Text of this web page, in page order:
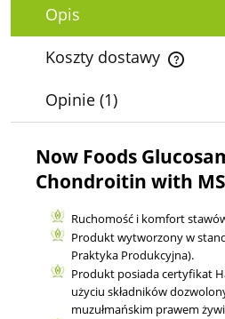
Opis
Koszty dostawy
Cena nie zawiera ewentualnych
Opinie (1)
Now Foods
Chondroitin with
Ruchomość i komfort
Produkt wytworzony w
Praktyka Produkcyjna).
Produkt posiada certyfikat
użyciu składników
muzułmańskim prawem